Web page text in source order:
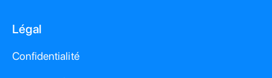
Légal
Confidentialité